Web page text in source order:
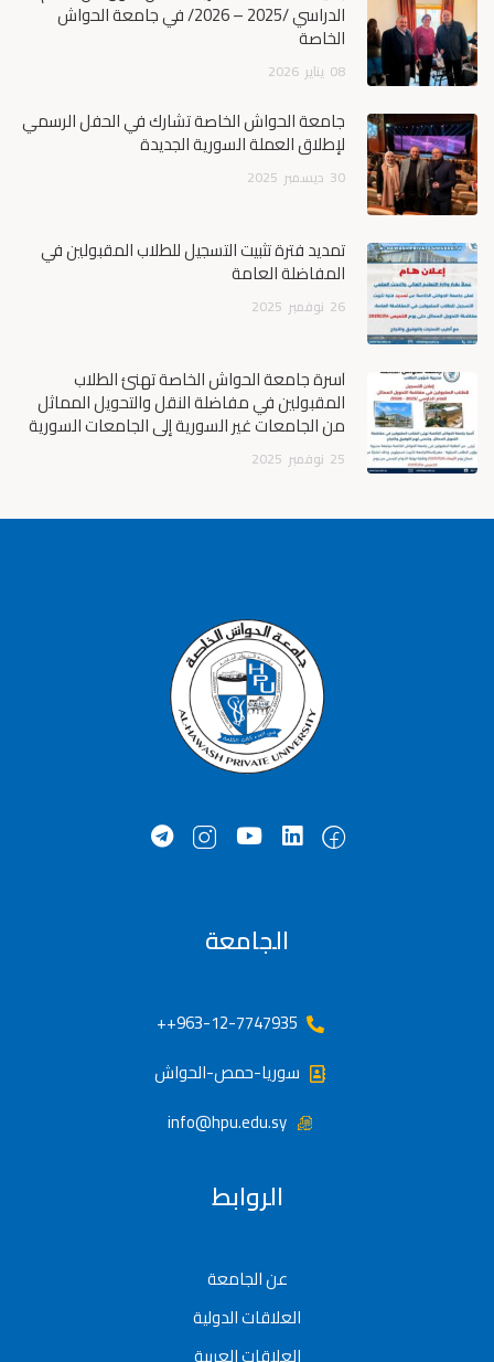
الدراسي /2025 – 2026/ في جامعة الحواش
الخاصة
08 يناير 2026
جامعة الحواش الخاصة تشارك في الحفل الرسمي
لإطلاق العملة السورية الجديدة
30 ديسمبر 2025
تمديد فترة تثبيت التسجيل للطلاب المقبولين في
المفاضلة العامة
26 نوفمبر 2025
أسرة جامعة الحواش الخاصة تهنئ الطلاب
المقبولين في مفاضلة النقل والتحويل المماثل
من الجامعات غير السورية إلى الجامعات السورية
25 نوفمبر 2025
الجامعة
963-12-7747935++
سوريا-حمص-الحواش
info@hpu.edu.sy
الروابط
عن الجامعة
العلاقات الدولية